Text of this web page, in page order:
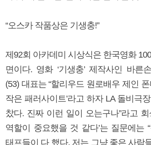
“오스카 작품상은 기생충!”
제92회 아카데미 시상식은 한국영화
면이다. 영화 ‘기생충’ 제작사인 바른
(53) 대표는 “할리우드 원로배우 제인
작은 패러사이트’라고 하자 LA 돌비극
찼다. 진짜 이런 일이 오는구나”라고 회
역할이 중요했을 것 같다’는 질문에는
태프들이 다 했다. 저는 그냥 좋은 사람